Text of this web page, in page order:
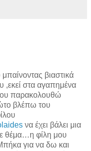
βιαστικά
,εκεί στα αγαπημένα
παρακολουθώ
βλέπω του
να έχει βάλει μια
θέμα…η φίλη μου
για να δω και